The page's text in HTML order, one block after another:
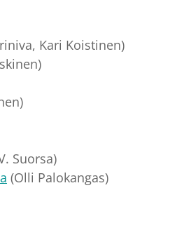
Kari Koistinen)
Suorsa)
(Olli Palokangas)